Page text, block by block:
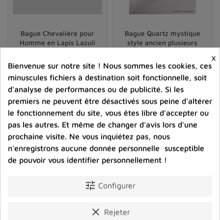
créativité.
Opale : Les opales sont connues pour leurs jeux de
couleurs uniques et symbolisent l'inspiration,
l'imagination et la passion.
Pierre de lune: La pierre de lune est une pierre
blanche avec des reflets chatoyants et est associée
à l'intuition, à la féminité et à la protection.
Citrine : La citrine est une pierre jaune qui
symbolise la joie, la réussite et la prospérité.
vertus tout aussi étonnantes.
personnellement, que ce soit en raison de
Bague Chevalière pour
Homme en Lapis Lazuli
Prix
62,00 €
shopping_cart  favorite_border
Bague Quartz mystique
style ancien plusieurs
Prix
70,00 €
shopping_cart  favorite_border
×
Bienvenue sur notre site ! Nous sommes les cookies, ces
minuscules fichiers à destination soit fonctionnelle, soit
d'analyse de performances ou de publicité. Si les
premiers ne peuvent être désactivés sous peine d'altérer
le fonctionnement du site, vous êtes libre d'accepter ou
pas les autres. Et même de changer d'avis lors d'une
prochaine visite. Ne vous inquiétez pas, nous
n'enregistrons aucune donnée personnelle susceptible
de pouvoir vous identifier personnellement !
tune Configurer
clear Rejeter